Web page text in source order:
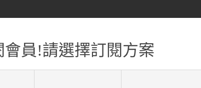
員!請選擇訂閱方案